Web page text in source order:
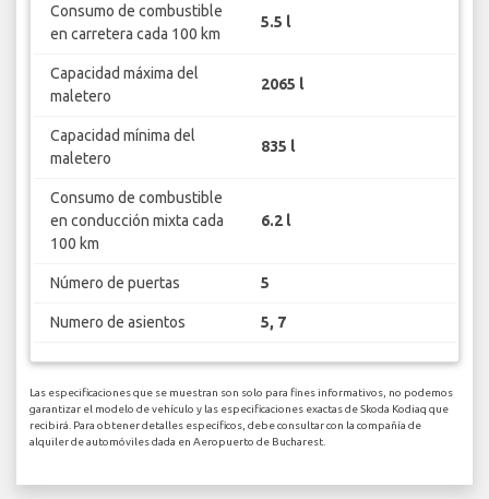
Consumo de combustible
en carretera cada 100 km
5.5 l
Capacidad máxima del
maletero
2065 l
Capacidad mínima del
maletero
835 l
Consumo de combustible
en conducción mixta cada
100 km
6.2 l
Número de puertas 5
Numero de asientos 5, 7
Las especificaciones que se muestran son solo para fines informativos, no podemos
garantizar el modelo de vehículo y las especificaciones exactas de Skoda Kodiaq que
recibirá. Para obtener detalles específicos, debe consultar con la compañía de
alquiler de automóviles dada en Aeropuerto de Bucharest.